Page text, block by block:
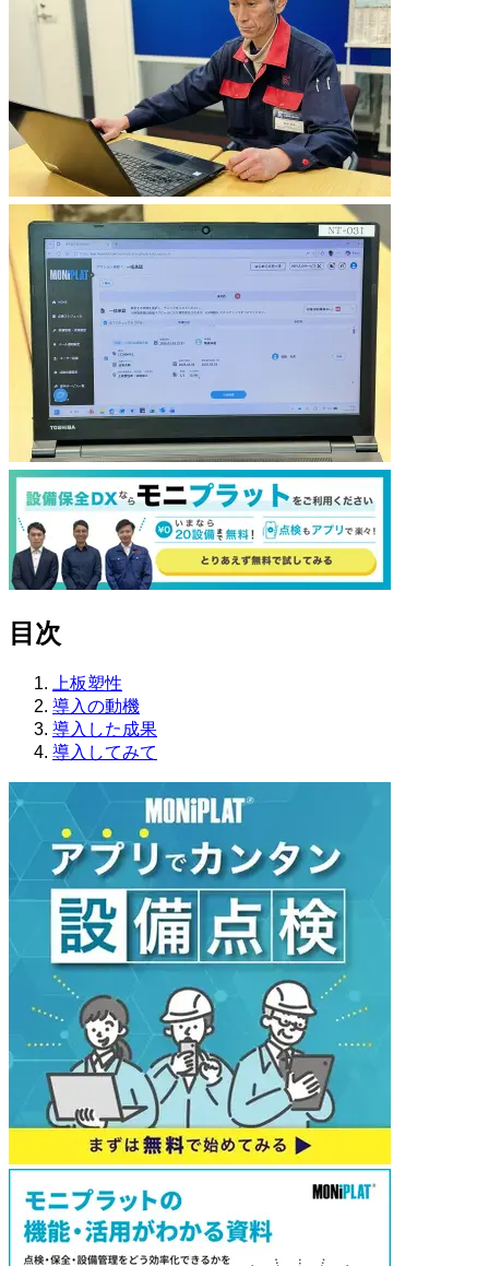
目次
上板塑性
導入の動機
導入した成果
導入してみて